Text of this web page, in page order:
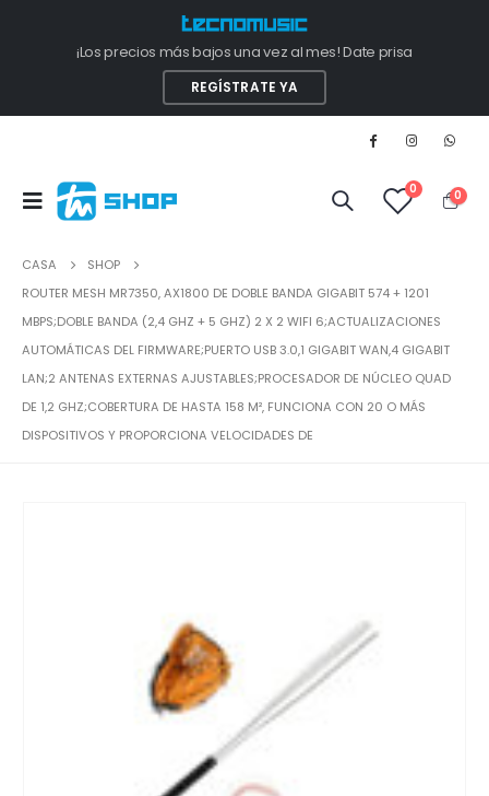
¡Los precios más bajos una vez al mes! Date prisa
REGÍSTRATE YA
0 0
CASA
SHOP
ROUTER MESH MR7350, AX1800 DE DOBLE BANDA GIGABIT 574 + 1201
MBPS;DOBLE BANDA (2,4 GHZ + 5 GHZ) 2 X 2 WIFI 6;ACTUALIZACIONES
AUTOMÁTICAS DEL FIRMWARE;PUERTO USB 3.0,1 GIGABIT WAN,4 GIGABIT
LAN;2 ANTENAS EXTERNAS AJUSTABLES;PROCESADOR DE NÚCLEO QUAD
DE 1,2 GHZ;COBERTURA DE HASTA 158 M², FUNCIONA CON 20 O MÁS
DISPOSITIVOS Y PROPORCIONA VELOCIDADES DE